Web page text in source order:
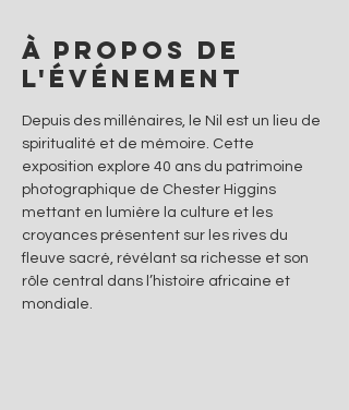
À propos de
l'événement
Depuis des millénaires, le Nil est un lieu de
spiritualité et de mémoire. Cette
exposition explore 40 ans du patrimoine
photographique de Chester Higgins
mettant en lumière la culture et les
croyances présentent sur les rives du
fleuve sacré, révélant sa richesse et son
rôle central dans l’histoire africaine et
mondiale.